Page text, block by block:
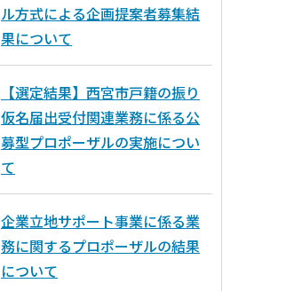
ル方式による企画提案者募集結
果について
【選定結果】西宮市戸籍の振り
仮名届出受付関連業務に係る公
募型プロポーザルの実施につい
て
企業立地サポート事業に係る業
務に関するプロポーザルの結果
について